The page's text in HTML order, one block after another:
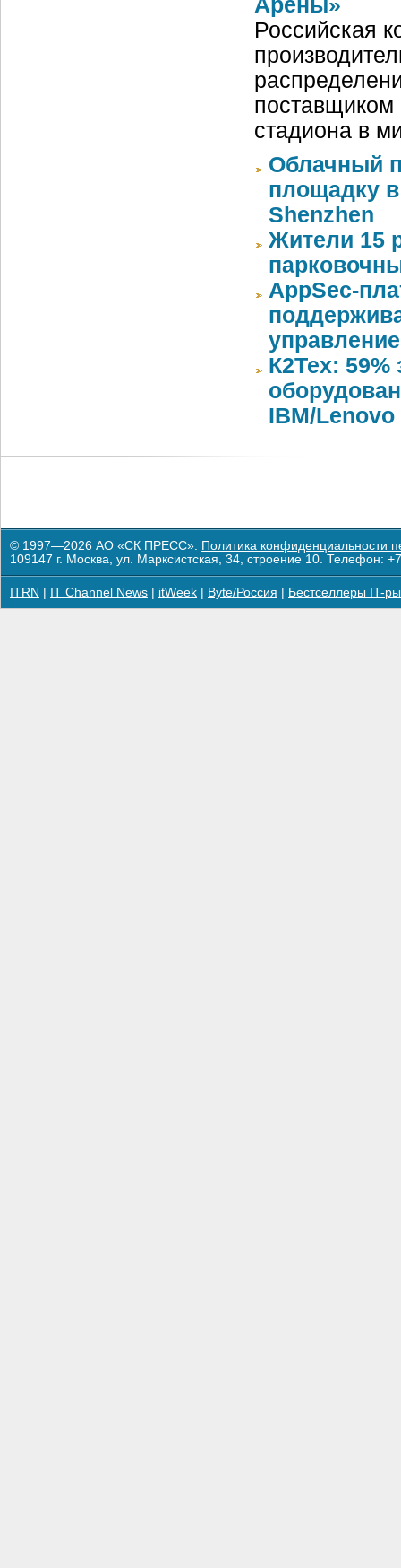
Арены»
Российская
поставщиком
стадиона в
Облачный
площадку в
Shenzhen
Жители 15
AppSec-
К2Тех: 59%
IBM/Lenovo
© 1997—2026 АО «СК ПРЕСС». Политика конфиденциальности
109147 г. Москва, ул. Марксистская, 34, строение 10. Телефон:
ITRN IT Channel News itWeek Byte/Россия Бестселлеры IT-